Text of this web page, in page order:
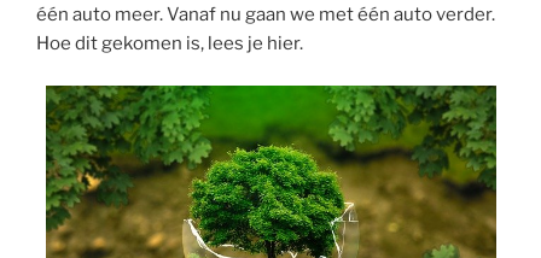
één auto meer. Vanaf nu gaan we met één auto verder.
Hoe dit gekomen is, lees je hier.